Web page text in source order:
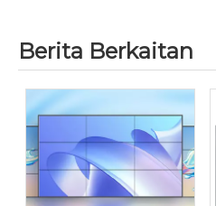
Berita Berkaitan